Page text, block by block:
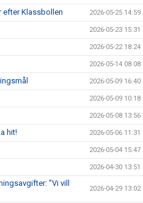
efter Klassbollen 2026-05-25 14:59
2026-05-23 15:31
2026-05-22 18:24
2026-05-14 08:08
2026-05-09 16:40
2026-05-09 10:18
2026-05-08 13:56
hit! 2026-05-06 11:31
2026-05-04 15:47
2026-04-30 13:51
”Vi vill
2026-04-29 13:02